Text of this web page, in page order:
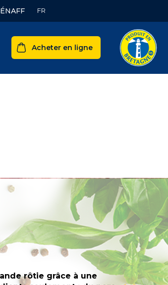
Acheter en ligne
rôtie grâce à une